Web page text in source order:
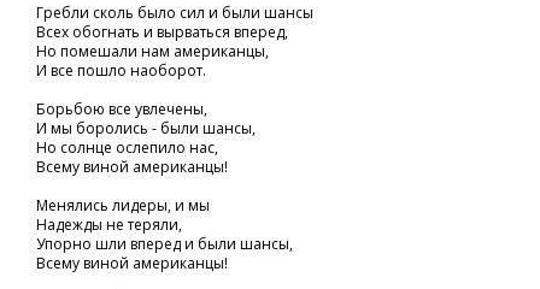
Гребли сколь было сил и были шансы
Всех обогнать и вырваться вперед,
Но помешали нам американцы,
И все пошло наоборот.
Борьбою все увлечены,
И мы боролись - были шансы,
Но солнце ослепило нас,
Всему виной американцы!
Менялись лидеры, и мы
Надежды не теряли,
Упорно шли вперед и были шансы,
Всему виной американцы!